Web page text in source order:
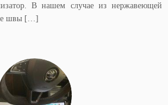
В нашем случае из нержавеющей
швы […]